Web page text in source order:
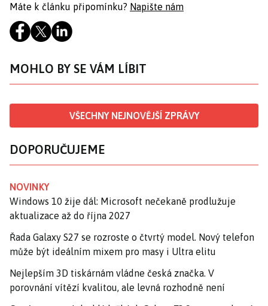
Máte k článku připomínku? Napište nám
MOHLO BY SE VÁM LÍBIT
VŠECHNY NEJNOVĚJŠÍ ZPRÁVY
DOPORUČUJEME
NOVINKY
Windows 10 žije dál: Microsoft nečekaně prodlužuje
aktualizace až do října 2027
Řada Galaxy S27 se rozroste o čtvrtý model. Nový telefon
může být ideálním mixem pro masy i Ultra elitu
Nejlepším 3D tiskárnám vládne česká značka. V
porovnání vítězí kvalitou, ale levná rozhodně není